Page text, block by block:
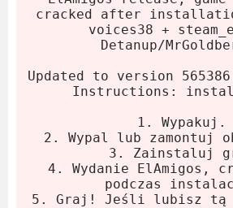
Minimalne
System:Windows 10
Procesor: Intel Core i3-
Ryzen 3 1200
Pamięć:12 GB RAM
Karta graficzna:
lub Radeon RX 580 lub
cracked after
voices38 +
Detanup/
Updated to version
Instructions:
1. Wypakuj.
2. Wypal lub zamontuj
3. Zainstaluj
4. Wydanie ElAmigos,
podczas
5. Graj! Jeśli lubisz tą